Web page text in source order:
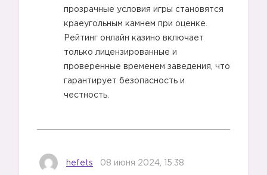
прозрачные условия игры становятся
краеугольным камнем при оценке.
Рейтинг онлайн казино включает
только лицензированные и
проверенные временем заведения, что
гарантирует безопасность и
честность.
hefets 08 июня 2024, 15:38